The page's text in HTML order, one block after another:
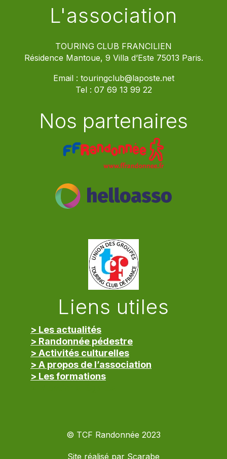
L'association
TOURING CLUB FRANCILIEN
Résidence Mantoue, 9 Villa d’Este 75013 Paris.
Email : touringclub@laposte.net
Tel : 07 69 13 99 22
Nos partenaires
Liens utiles
> Les actualités
> Randonnée pédestre
> Activités culturelles
> A propos de l’association
> Les formations
© TCF Randonnée 2023
Site réalisé par Scarabe